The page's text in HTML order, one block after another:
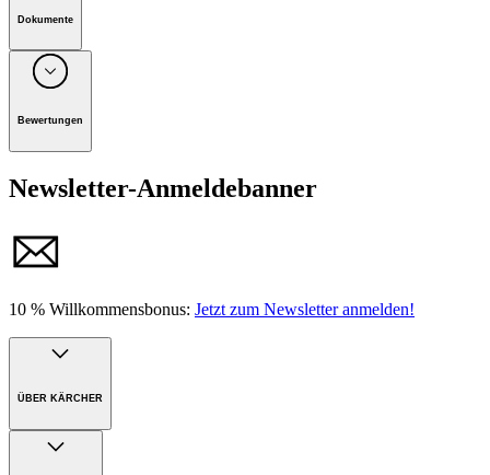
Dokumente
Unternehmen: Alfred Kärcher Vertriebs-GmbH, D-71364
Winnenden
Handbuch
Bewertungen
Newsletter-Anmeldebanner
10 % Willkommensbonus: Jetzt zum Newsletter anmelden!
ÜBER KÄRCHER
Unternehmen